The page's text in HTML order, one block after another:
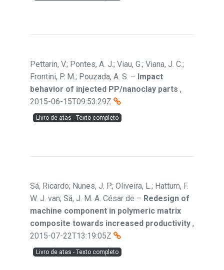
Pettarin, V.; Pontes, A. J.; Viau, G.; Viana, J. C.;
Frontini, P. M.; Pouzada, A. S. – Impact
behavior of injected PP/nanoclay parts ,
2015-06-15T09:53:29Z
Livro de atas - Texto completo
Sá, Ricardo; Nunes, J. P.; Oliveira, L.; Hattum, F.
W. J. van; Sá, J. M. A. César de – Redesign of
machine component in polymeric matrix
composite towards increased productivity ,
2015-07-22T13:19:05Z
Livro de atas - Texto completo